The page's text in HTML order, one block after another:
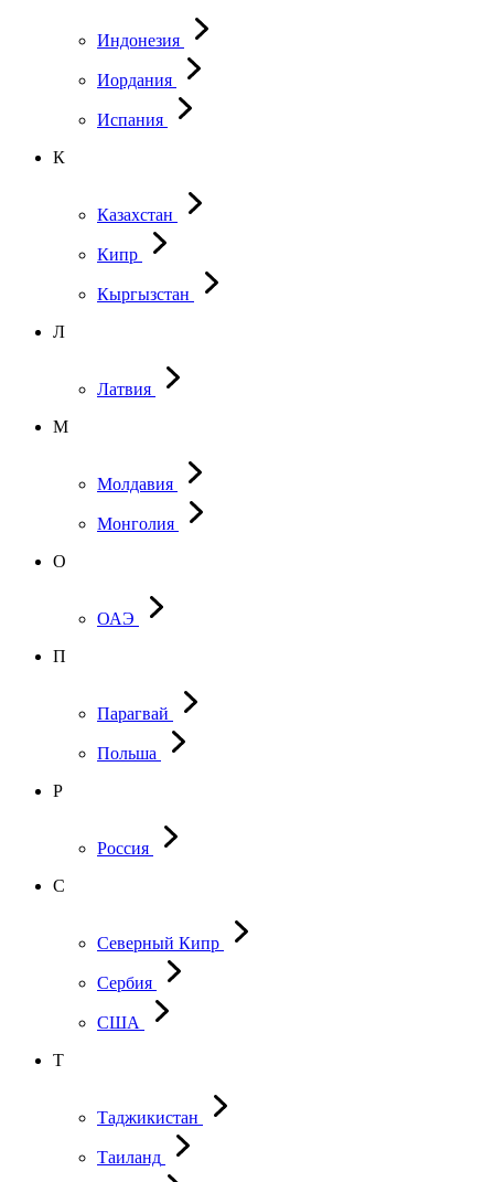
Индонезия
Иордания
Испания
К
Казахстан
Кипр
Кыргызстан
Л
Латвия
М
Молдавия
Монголия
О
ОАЭ
П
Парагвай
Польша
Р
Россия
С
Северный Кипр
Сербия
США
Т
Таджикистан
Таиланд